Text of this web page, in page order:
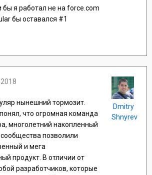
бы я работал не на force.com
бы оставался #1
нынешний тормозит.
что огромная команда
многолетний накопленный
позволили
и мега
продукт. В отличии от
разработчиков, которые
Dmitry
Shnyrev